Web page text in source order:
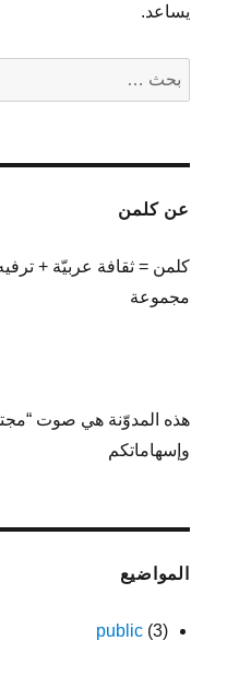
يساعد.
عن:
عن كلمن
كلمن = ثقافة عربيّة +
مجموعة
هذه المدوّنة هي صوت
وإسهاماتكم
المواضيع
public(3)